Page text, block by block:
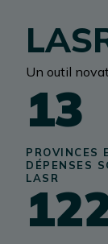
Un outil
13
PROVINCES
DÉPENSES
LASR